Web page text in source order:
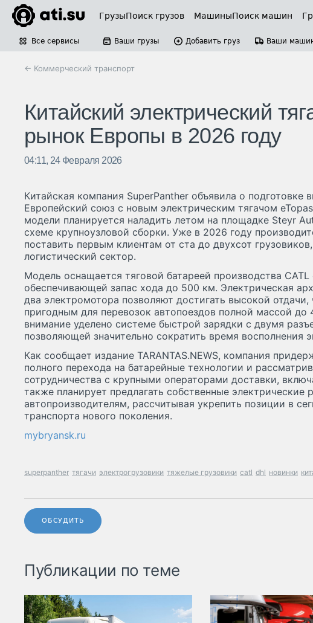
ГрузыПоиск грузов МашиныПоиск машин
Все сервисы Ваши грузы Добавить груз Ваши
← Коммерческий транспорт
Китайский электрический
рынок Европы в 2026 году
04:11, 24 Февраля 2026
Китайская компания SuperPanther объявила о подготовке
Европейский союз с новым электрическим тягачом
модели планируется наладить летом на площадке Steyr
схеме крупноузловой сборки. Уже в 2026 году
поставить первым клиентам от ста до двухсот
логистический сектор.
Модель оснащается тяговой батареей производства CATL
обеспечивающей запас хода до 500 км. Электрическая
два электромотора позволяют достигать высокой отдачи,
пригодным для перевозок автопоездов полной массой до
внимание уделено системе быстрой зарядки с двумя
позволяющей значительно сократить время восполнения
Как сообщает издание TARANTAS.NEWS, компания
полного перехода на батарейные технологии и
сотрудничества с крупными операторами доставки,
также планирует предлагать собственные электрические
автопроизводителям, рассчитывая укрепить позиции в
транспорта нового поколения.
mybryansk.ru
superpanther тягачи электрогрузовики тяжелые грузовики catl dhl новинки
ОБСУДИТЬ
Публикации по теме